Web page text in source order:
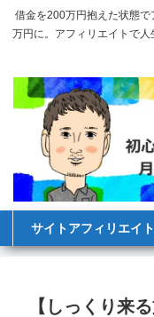
借金を200万円抱えた状態
万円に。アフィリエイトで
サイトアフィリエイト
【しっくり来